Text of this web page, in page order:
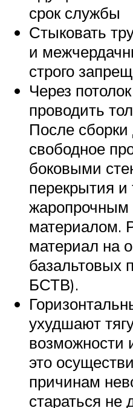
срок службы
Стыковать
и
строго
Через
проводить
После
свободное
боковыми
перекрытия и
жаропрочным
материалом.
материал на
базальтовых
БСТВ).
ухудшают
возможности
это
причинам
стараться не